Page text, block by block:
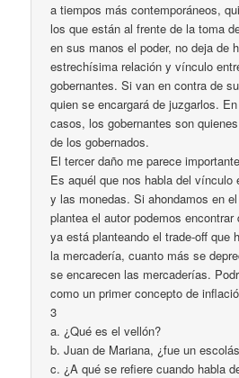
a tiempos más contemporáneos,
los que están al frente de la toma
en sus manos el poder, no deja de
estrechísima relación y vínculo
gobernantes. Si van en contra de
quien se encargará de juzgarlos.
casos, los gobernantes son
de los gobernados.
El tercer daño me parece
Es aquél que nos habla del vínculo
y las monedas. Si ahondamos en
plantea el autor podemos encontrar
ya está planteando el trade-off que
la mercadería, cuanto más se
se encarecen las mercaderías.
como un primer concepto de
3
a. ¿Qué es el vellón?
b. Juan de Mariana, ¿fue un
c. ¿A qué se refiere cuando habla